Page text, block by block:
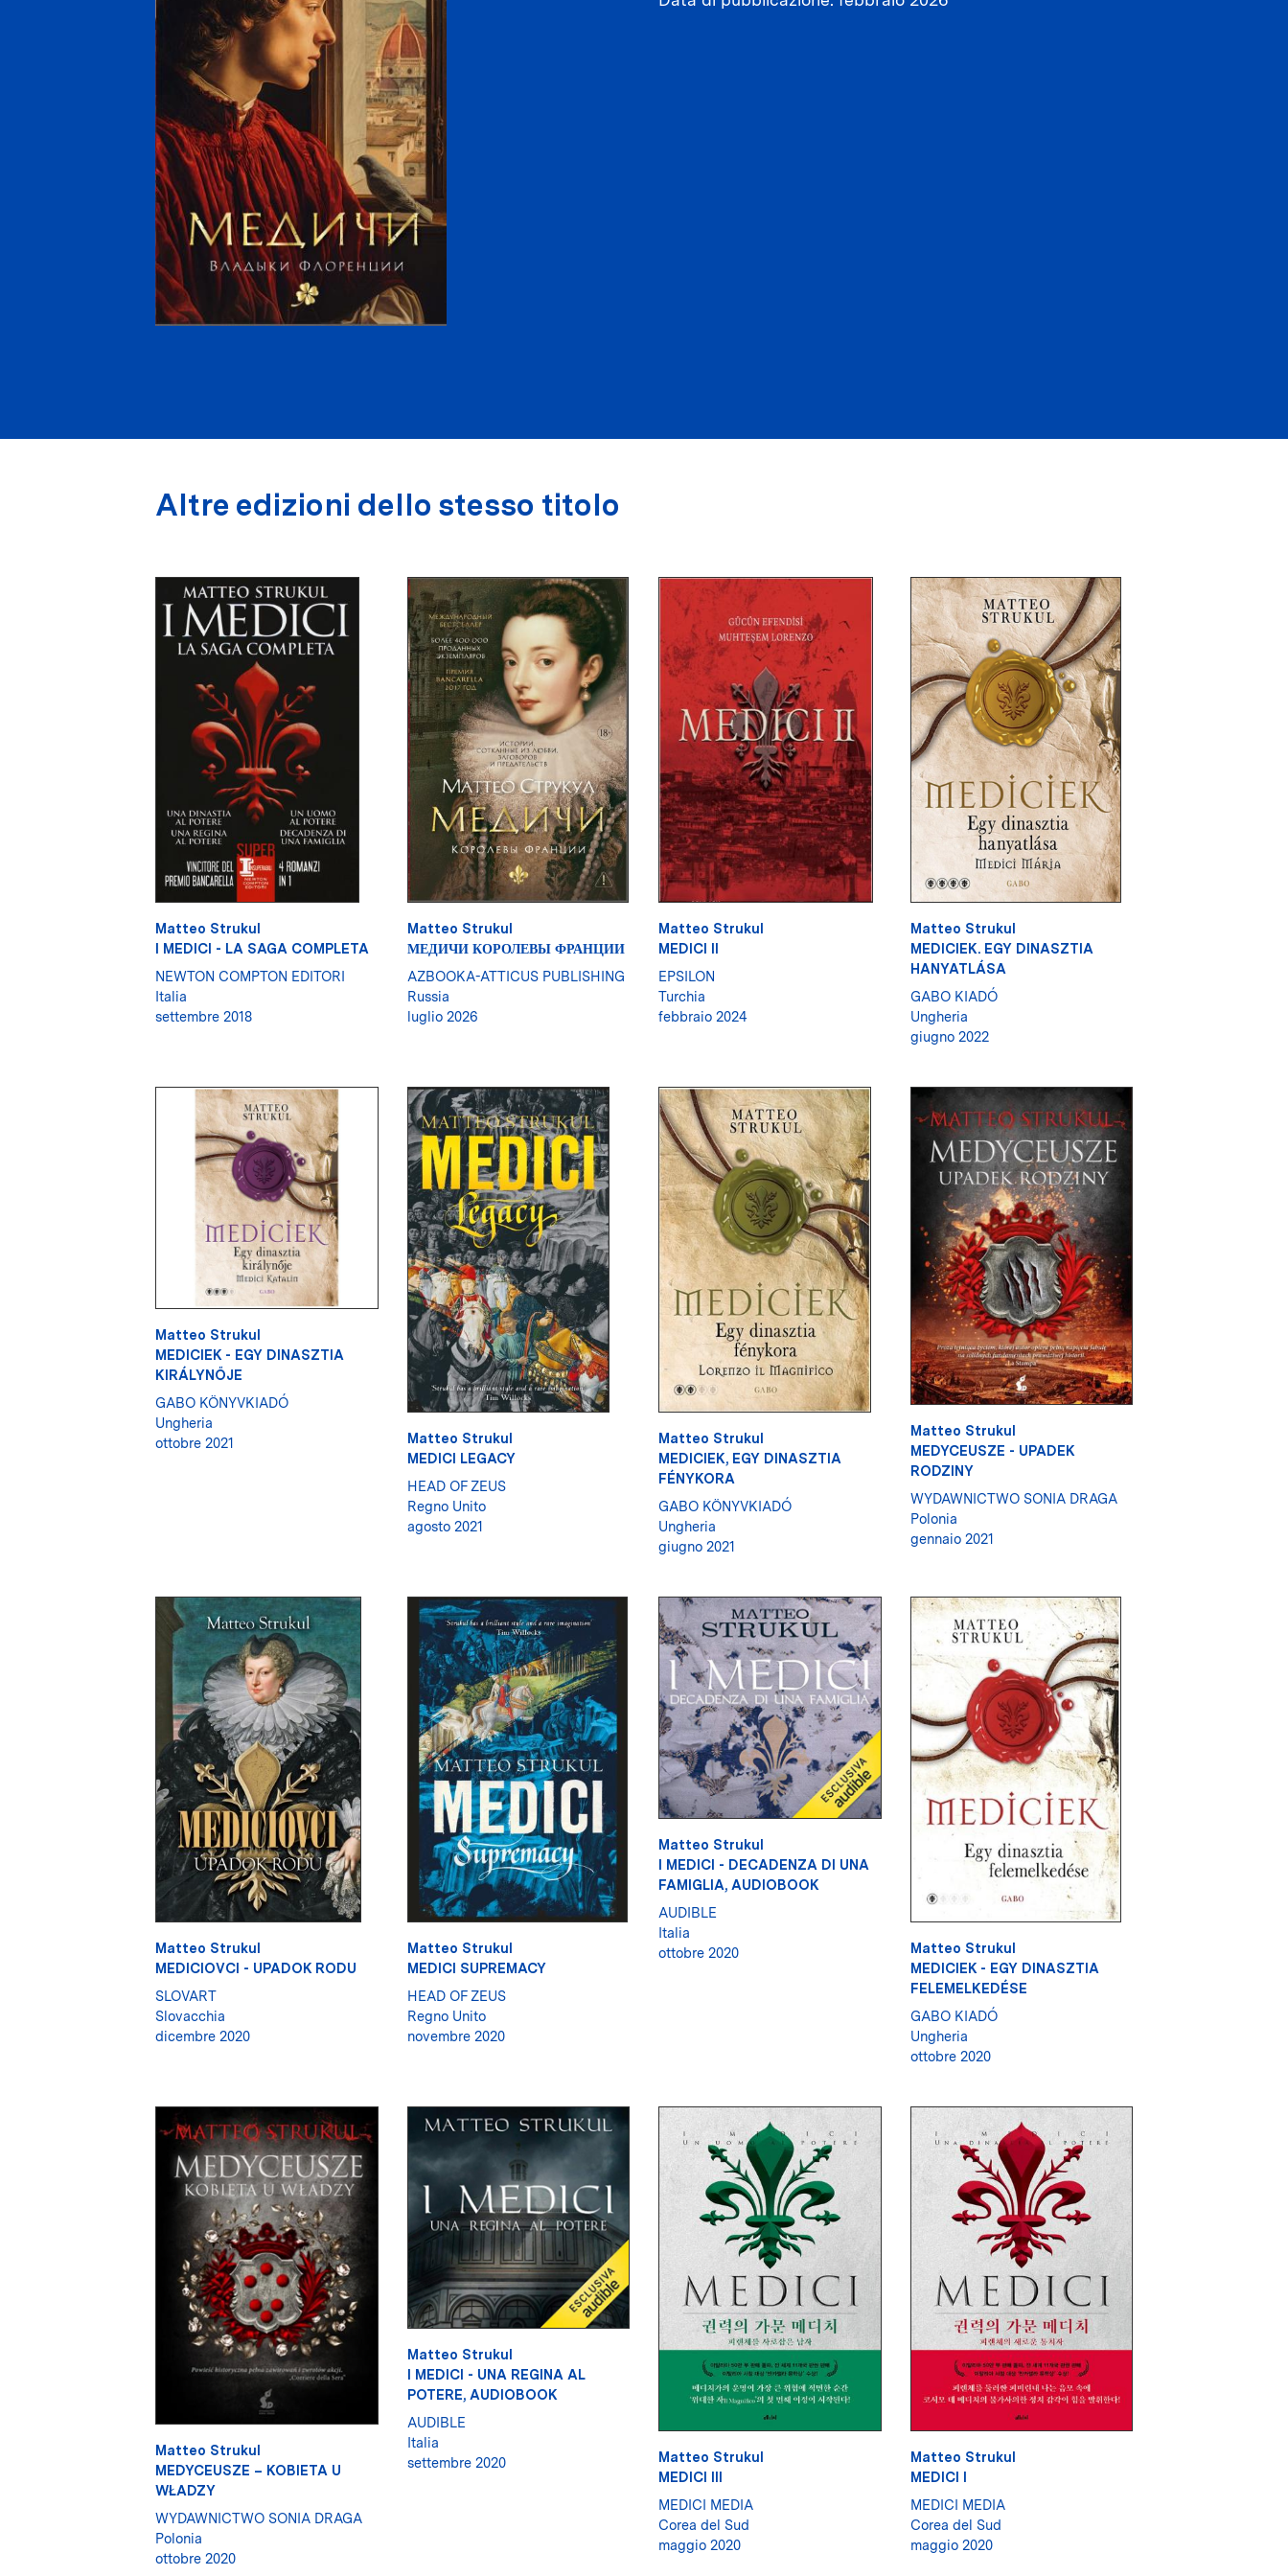
Altre edizioni dello stesso titolo
Matteo Strukul
I MEDICI - LA SAGA COMPLETA
NEWTON COMPTON EDITORI
Italia
settembre 2018
Matteo Strukul
МЕДИЧИ КОРОЛЕВЫ ФРАНЦИИ
AZBOOKA-ATTICUS PUBLISHING
Russia
luglio 2026
Matteo Strukul
MEDICI II
EPSILON
Turchia
febbraio 2024
Matteo Strukul
MEDICIEK. EGY DINASZTIA
HANYATLÁSA
GABO KIADÓ
Ungheria
giugno 2022
Matteo Strukul
MEDICIEK - EGY DINASZTIA
KIRÁLYNŐJE
GABO KÖNYVKIADÓ
Ungheria
ottobre 2021
Matteo Strukul
MEDICI LEGACY
HEAD OF ZEUS
Regno Unito
agosto 2021
Matteo Strukul
MEDICIEK, EGY DINASZTIA
FÉNYKORA
GABO KÖNYVKIADÓ
Ungheria
giugno 2021
Matteo Strukul
MEDYCEUSZE - UPADEK
RODZINY
WYDAWNICTWO SONIA DRAGA
Polonia
gennaio 2021
Matteo Strukul
MEDICIOVCI - UPADOK RODU
SLOVART
Slovacchia
dicembre 2020
Matteo Strukul
MEDICI SUPREMACY
HEAD OF ZEUS
Regno Unito
novembre 2020
Matteo Strukul
I MEDICI - DECADENZA DI UNA
FAMIGLIA, AUDIOBOOK
AUDIBLE
Italia
ottobre 2020
Matteo Strukul
MEDICIEK - EGY DINASZTIA
FELEMELKEDÉSE
GABO KIADÓ
Ungheria
ottobre 2020
Matteo Strukul
MEDYCEUSZE – KOBIETA U
WŁADZY
WYDAWNICTWO SONIA DRAGA
Polonia
ottobre 2020
Matteo Strukul
I MEDICI - UNA REGINA AL
POTERE, AUDIOBOOK
AUDIBLE
Italia
settembre 2020
Matteo Strukul
MEDICI III
MEDICI MEDIA
Corea del Sud
maggio 2020
Matteo Strukul
MEDICI I
MEDICI MEDIA
Corea del Sud
maggio 2020